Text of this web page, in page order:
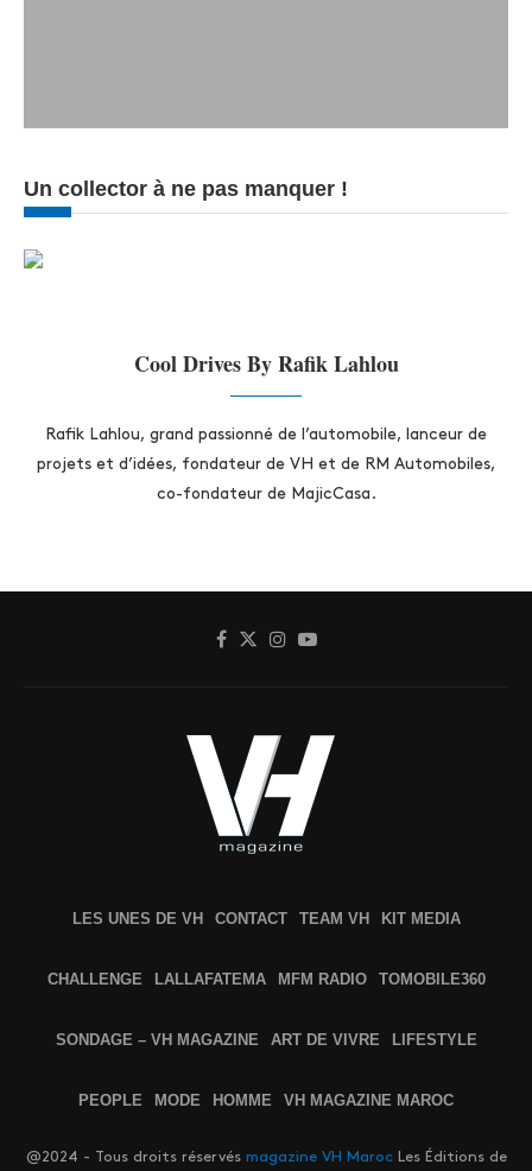
Un collector à ne pas manquer !
Cool Drives By Rafik Lahlou
Rafik Lahlou, grand passionné de l’automobile, lanceur de
projets et d’idées, fondateur de VH et de RM Automobiles,
co-fondateur de MajicCasa.
LES UNES DE VH CONTACT TEAM VH KIT MEDIA
CHALLENGE LALLAFATEMA MFM RADIO TOMOBILE360
SONDAGE – VH MAGAZINE ART DE VIVRE LIFESTYLE
PEOPLE MODE HOMME VH MAGAZINE MAROC
@2024 - Tous droits réservés magazine VH MarocLes Éditions de